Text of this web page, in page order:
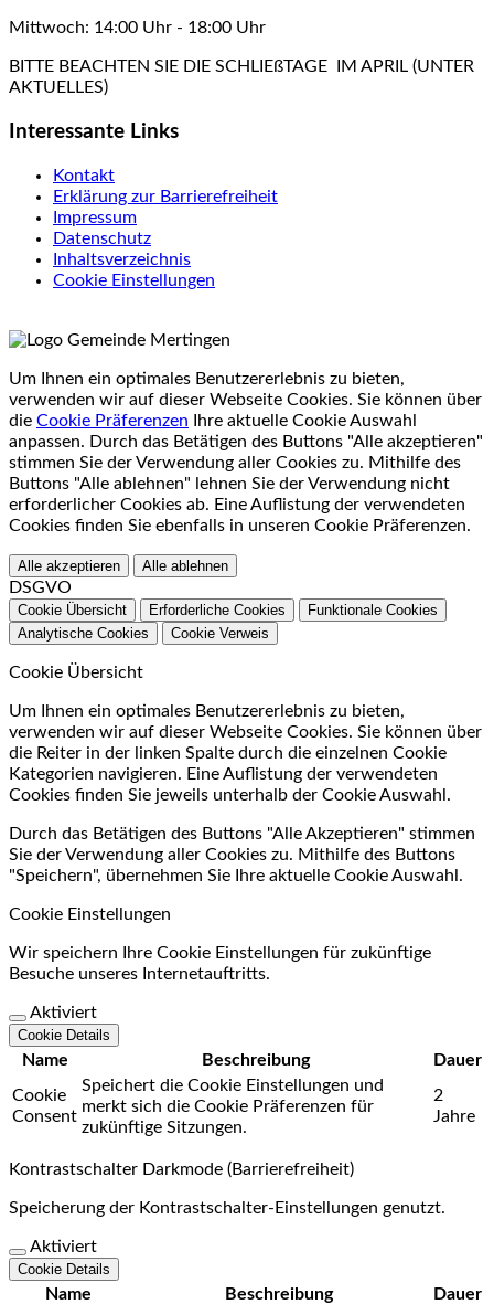
Mittwoch: 14:00 Uhr - 18:00 Uhr
BITTE BEACHTEN SIE DIE SCHLIEßTAGE IM APRIL (UNTER
AKTUELLES)
Interessante Links
Kontakt
Erklärung zur Barrierefreiheit
Impressum
Datenschutz
Inhaltsverzeichnis
Cookie Einstellungen
Um Ihnen ein optimales Benutzererlebnis zu bieten,
verwenden wir auf dieser Webseite Cookies. Sie können über
die Cookie Präferenzen Ihre aktuelle Cookie Auswahl
anpassen. Durch das Betätigen des Buttons "Alle akzeptieren"
stimmen Sie der Verwendung aller Cookies zu. Mithilfe des
Buttons "Alle ablehnen" lehnen Sie der Verwendung nicht
erforderlicher Cookies ab. Eine Auflistung der verwendeten
Cookies finden Sie ebenfalls in unseren Cookie Präferenzen.
Alle akzeptieren Alle ablehnen
DSGVO
Cookie Übersicht Erforderliche Cookies
Funktionale Cookies
Analytische Cookies
Cookie Verweis
Cookie Übersicht
Um Ihnen ein optimales Benutzererlebnis zu bieten,
verwenden wir auf dieser Webseite Cookies. Sie können über
die Reiter in der linken Spalte durch die einzelnen Cookie
Kategorien navigieren. Eine Auflistung der verwendeten
Cookies finden Sie jeweils unterhalb der Cookie Auswahl.
Durch das Betätigen des Buttons "Alle Akzeptieren" stimmen
Sie der Verwendung aller Cookies zu. Mithilfe des Buttons
"Speichern", übernehmen Sie Ihre aktuelle Cookie Auswahl.
Cookie Einstellungen
Wir speichern Ihre Cookie Einstellungen für zukünftige
Besuche unseres Internetauftritts.
Aktiviert
Cookie Details
Name Beschreibung
Dauer
Cookie
Consent
Speichert die Cookie Einstellungen und
merkt sich die Cookie Präferenzen für
zukünftige Sitzungen.
2
Jahre
Kontrastschalter Darkmode (Barrierefreiheit)
Speicherung der Kontrastschalter-Einstellungen genutzt.
Aktiviert
Cookie Details
Name Beschreibung
Dauer